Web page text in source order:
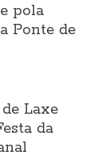
pola
Ponte de
Laxe
da